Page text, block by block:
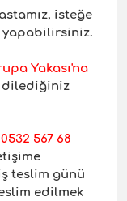
isteğe
yapabilirsiniz.
Yakası'na
dilediğiniz
0532 567 68
teslim günü
edilmek